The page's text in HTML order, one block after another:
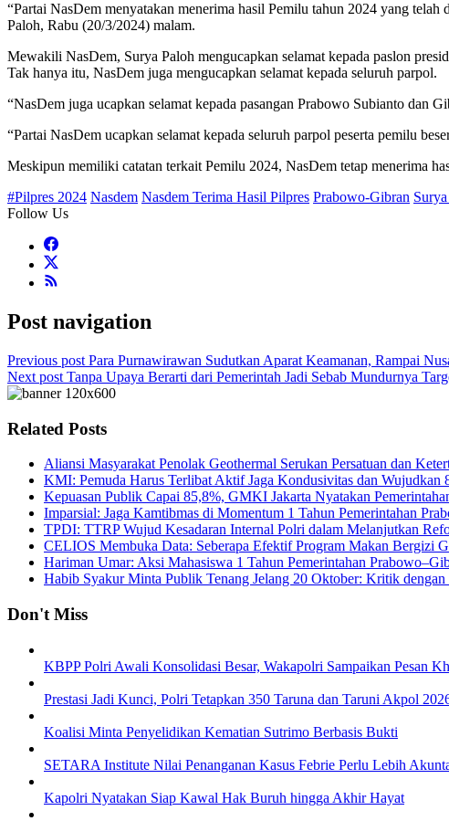
“Partai NasDem menyatakan menerima hasil Pemilu tahun 2024 yang
Paloh, Rabu (20/3/2024) malam.
Mewakili NasDem, Surya Paloh mengucapkan selamat kepada paslon
Tak hanya itu, NasDem juga mengucapkan selamat kepada seluruh parpol.
“NasDem juga ucapkan selamat kepada pasangan Prabowo Subianto dan
“Partai NasDem ucapkan selamat kepada seluruh parpol peserta pemilu
Meskipun memiliki catatan terkait Pemilu 2024, NasDem tetap menerima
#Pilpres 2024 Nasdem Nasdem Terima Hasil Pilpres Prabowo-Gibran
Follow Us
Post navigation
Previous post Para Purnawirawan Sudutkan Aparat Keamanan, Rampai
Next post Tanpa Upaya Berarti dari Pemerintah Jadi Sebab Mundurnya
Related Posts
Aliansi Masyarakat Penolak Geothermal Serukan Persatuan dan
KMI: Pemuda Harus Terlibat Aktif Jaga Kondusivitas dan Wujudkan
Kepuasan Publik Capai 85,8%, GMKI Jakarta Nyatakan
Imparsial: Jaga Kamtibmas di Momentum 1 Tahun Pemerintahan
TPDI: TTRP Wujud Kesadaran Internal Polri dalam Melanjutkan
CELIOS Membuka Data: Seberapa Efektif Program Makan Bergizi
Hariman Umar: Aksi Mahasiswa 1 Tahun Pemerintahan
Habib Syakur Minta Publik Tenang Jelang 20 Oktober: Kritik
Don't Miss
KBPP Polri Awali Konsolidasi Besar, Wakapolri Sampaikan Pesan
Prestasi Jadi Kunci, Polri Tetapkan 350 Taruna dan Taruni Akpol
Koalisi Minta Penyelidikan Kematian Sutrimo Berbasis Bukti
SETARA Institute Nilai Penanganan Kasus Febrie Perlu Lebih
Kapolri Nyatakan Siap Kawal Hak Buruh hingga Akhir Hayat